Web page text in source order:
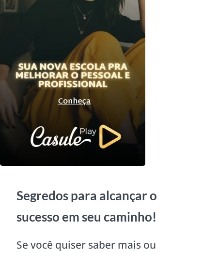
Segredos para alcançar o
sucesso em seu caminho!
Se você quiser saber mais ou